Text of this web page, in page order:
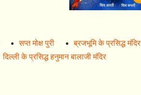
सप्त मोक्ष पुरी ब्रजभूमि के प्रसिद्ध मंदिर
दिल्ली के प्रसिद्ध हनुमान बालाजी मंदिर